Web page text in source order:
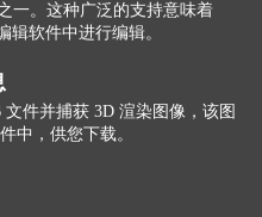
一。这种广泛的支持意味着
辑软件中进行编辑。
件并捕获 3D 渲染图像，该图
中，供您下载。